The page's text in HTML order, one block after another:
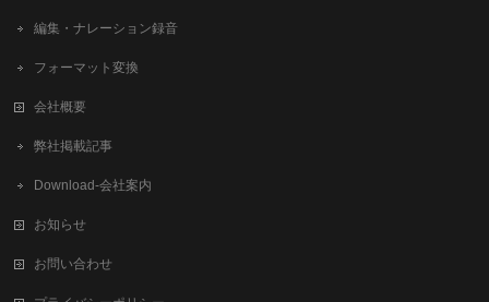
編集・ナレーション録音
フォーマット変換
会社概要
弊社掲載記事
Download-会社案内
お知らせ
お問い合わせ